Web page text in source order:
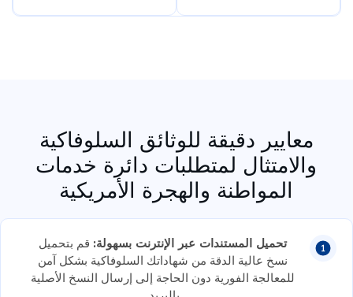
معايير دقيقة للوثائق السلوفاكية
والامتثال لمتطلبات دائرة خدمات
المواطنة والهجرة الأمريكية
تحميل المستندات عبر الإنترنت بسهولة:قم بتحميل
نسخ عالية الدقة من شهاداتك السلوفاكية بشكل آمن
للمعالجة الفورية دون الحاجة إلى إرسال النسخ الأصلية